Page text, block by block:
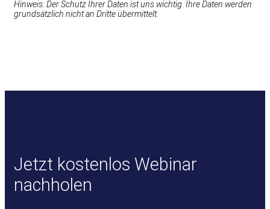
Hinweis: Der Schutz Ihrer Daten ist uns wichtig. Ihre Daten werden
grundsätzlich nicht an Dritte übermittelt.
Jetzt kostenlos Webinar
nachholen